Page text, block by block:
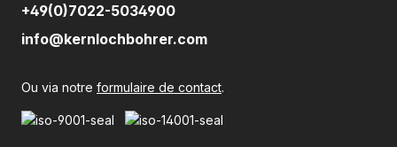
+49(0)7022-5034900
info@kernlochbohrer.com
Ou via notre formulaire de contact.